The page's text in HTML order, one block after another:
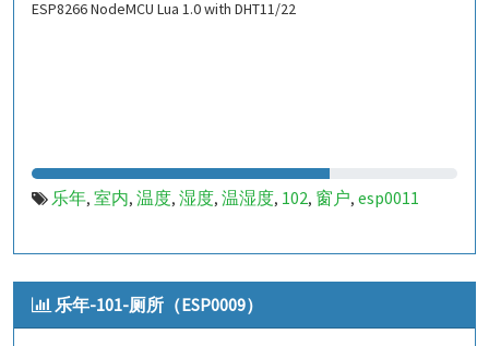
ESP8266 NodeMCU Lua 1.0 with DHT11/22
乐年, 室内, 温度, 湿度, 温湿度, 102, 窗户, esp0011
乐年-101-厕所（ESP0009）